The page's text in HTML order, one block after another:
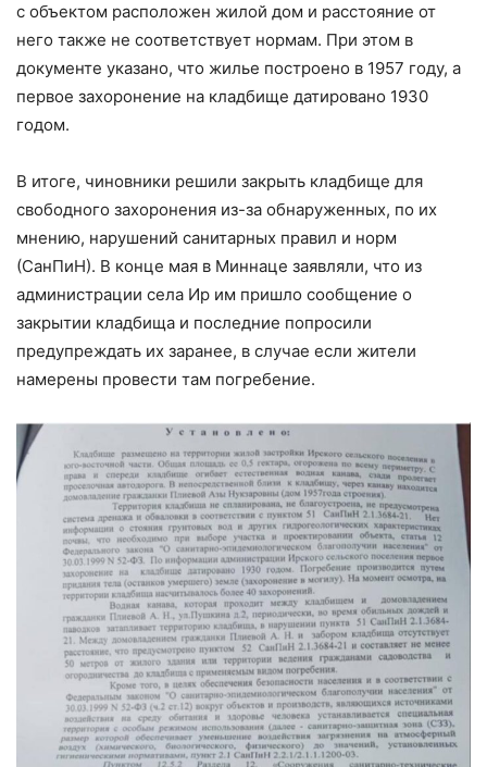
с объектом расположен жилой дом и расстояние от
него также не соответствует нормам. При этом в
документе указано, что жилье построено в 1957 году, а
первое захоронение на кладбище датировано 1930
годом.
В итоге, чиновники решили закрыть кладбище для
свободного захоронения из-за обнаруженных, по их
мнению, нарушений санитарных правил и норм
(СанПиН). В конце мая в Миннаце заявляли, что из
администрации села Ир им пришло сообщение о
закрытии кладбища и последние попросили
предупреждать их заранее, в случае если жители
намерены провести там погребение.